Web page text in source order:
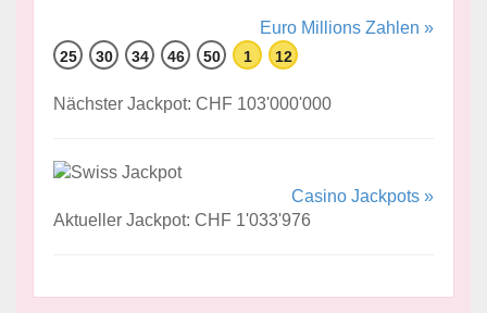
Euro Millions Zahlen »
25 30 34 46 50 1 12
Nächster Jackpot: CHF 103'000'000
Casino Jackpots »
Aktueller Jackpot: CHF 1'033'976